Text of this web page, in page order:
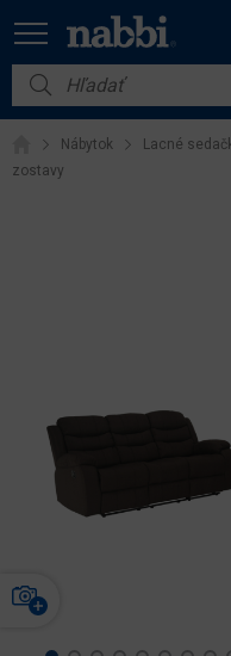
Nábytok
Vybavenie do
Nábytok Lacné
zostavy